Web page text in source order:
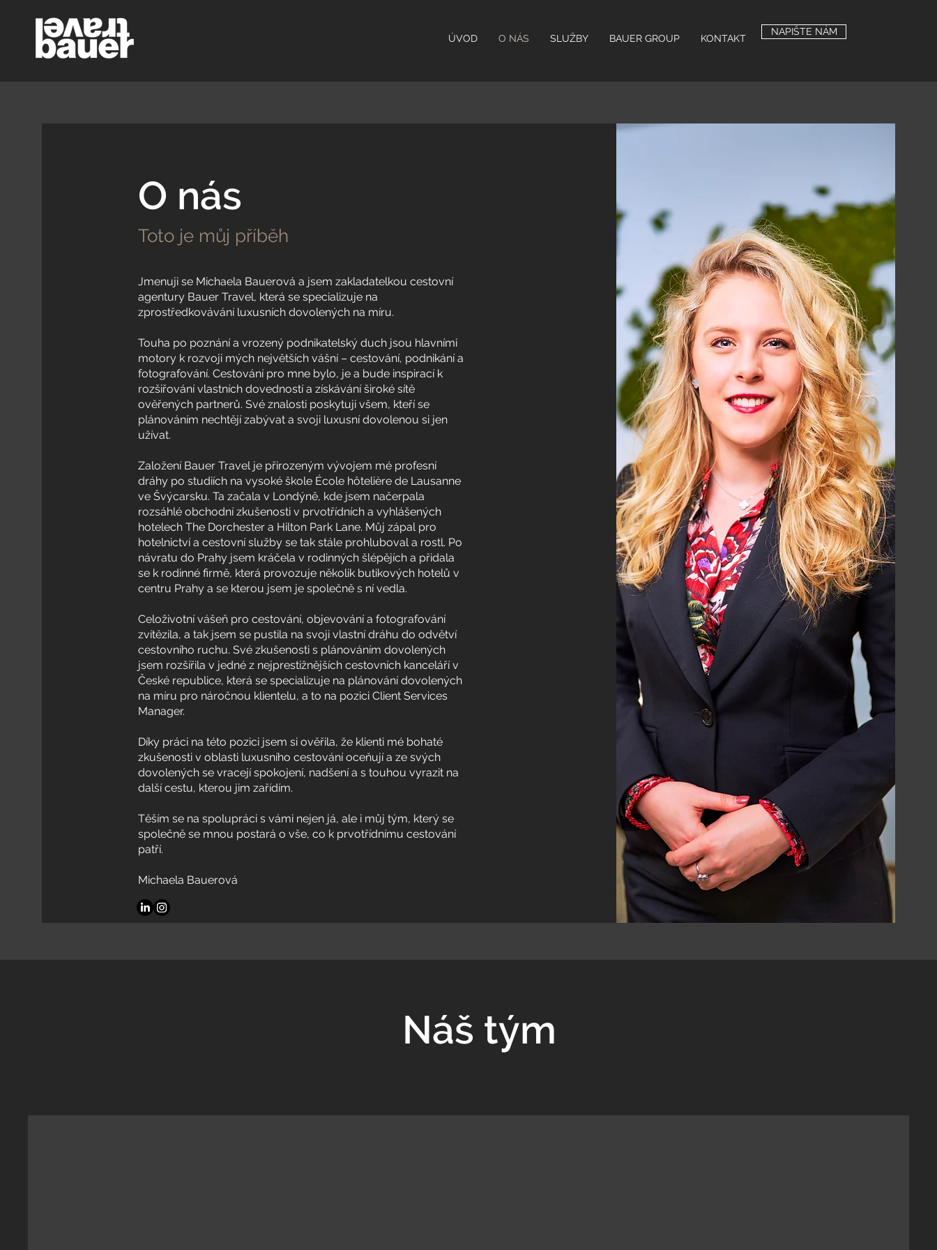
ÚVOD O NÁS SLUŽBY BAUER GROUP KONTAKT
NAPIŠTE NÁM
O nás
Toto je můj příběh
Jmenuji se Michaela Bauerová a jsem zakladatelkou cestovní
agentury Bauer Travel, která se specializuje na
zprostředkovávání luxusních dovolených na míru.
Touha po poznání a vrozený podnikatelský duch jsou hlavními
motory k rozvoji mých největších vášní – cestování, podnikání a
fotografování. Cestování pro mne bylo, je a bude inspirací k
rozšiřování vlastních dovedností a získávání široké sítě
ověřených partnerů. Své znalosti poskytuji všem, kteří se
plánováním nechtějí zabývat a svoji luxusní dovolenou si jen
užívat.
Založení Bauer Travel je přirozeným vývojem mé profesní
dráhy po studiích na vysoké škole École hôtelière de Lausanne
ve Švýcarsku. Ta začala v Londýně, kde jsem načerpala
rozsáhlé obchodní zkušenosti v prvotřídních a vyhlášených
hotelech The Dorchester a Hilton Park Lane. Můj zápal pro
hotelnictví a cestovní služby se tak stále prohluboval a rostl. Po
návratu do Prahy jsem kráčela v rodinných šlépějích a přidala
se k rodinné firmě, která provozuje několik butikových hotelů v
centru Prahy a se kterou jsem je společně s ní vedla.
Celoživotní vášeň pro cestování, objevování a fotografování
zvítězila, a tak jsem se pustila na svoji vlastní dráhu do odvětví
cestovního ruchu. Své zkušenosti s plánováním dovolených
jsem rozšířila v jedné z nejprestižnějších cestovních kanceláří v
České republice, která se specializuje na plánování dovolených
na míru pro náročnou klientelu, a to na pozici Client Services
Manager.
Díky práci na této pozici jsem si ověřila, že klienti mé bohaté
zkušenosti v oblasti luxusního cestování oceňují a ze svých
dovolených se vracejí spokojení, nadšení a s touhou vyrazit na
další cestu, kterou jim zařídím.
Těším se na spolupráci s vámi nejen já, ale i můj tým, který se
společně se mnou postará o vše, co k prvotřídnímu cestování
patří.
Michaela Bauerová
Náš tým